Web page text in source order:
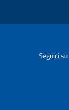
Seguici su